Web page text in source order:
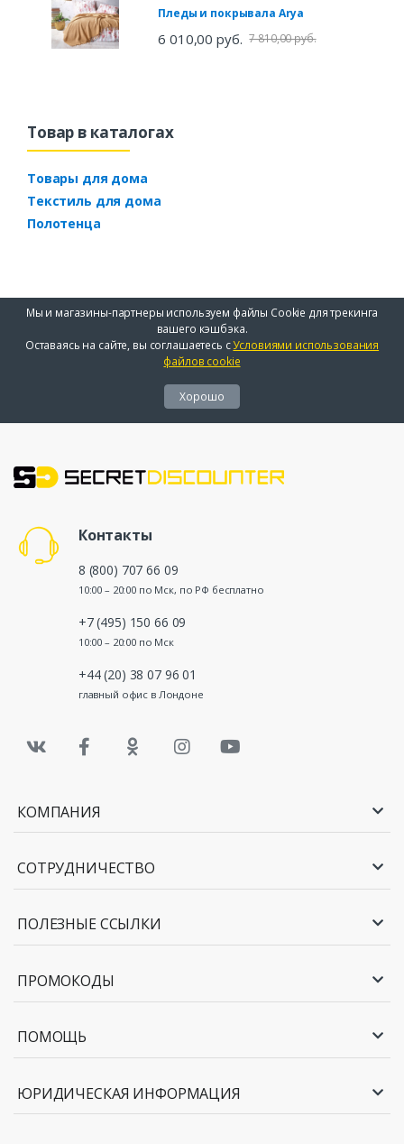
Пледы и покрывала Arya
6 010,00 руб. 7 810,00 руб.
Товар в каталогах
Товары для дома
Текстиль для дома
Полотенца
Мы и магазины-партнеры используем файлы Cookie для трекинга
вашего кэшбэка.
Оставаясь на сайте, вы соглашаетесь сУсловиями использования
файлов cookie
Хорошо
Контакты
8 (800) 707 66 09
10:00 – 20:00 по Мск, по РФ бесплатно
+7 (495) 150 66 09
10:00 – 20:00 по Мск
+44 (20) 38 07 96 01
главный офис в Лондоне
КОМПАНИЯ
СОТРУДНИЧЕСТВО
ПОЛЕЗНЫЕ ССЫЛКИ
ПРОМОКОДЫ
ПОМОЩЬ
ЮРИДИЧЕСКАЯ ИНФОРМАЦИЯ